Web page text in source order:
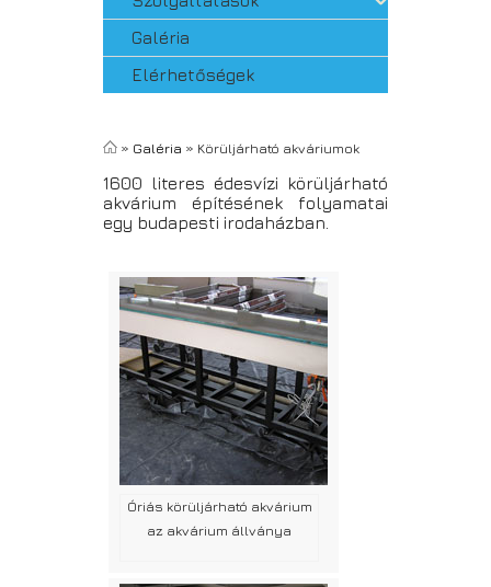
Galéria
Elérhetőségek
» Galéria » Körüljárható akváriumok
1600 literes édesvízi körüljárható
akvárium építésének folyamatai
egy budapesti irodaházban.
Óriás körüljárható akvárium
az akvárium állványa